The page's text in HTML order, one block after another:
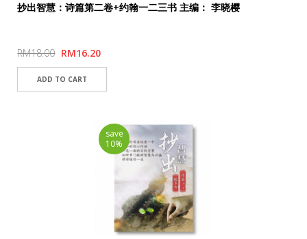
抄出智慧：诗篇第二卷+约翰一二三书 主编： 李晓樱
RM18.00 RM16.20
save
10%